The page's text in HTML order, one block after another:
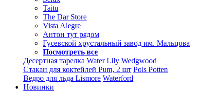
Taitu
The Dar Store
Vista Alegre
Антон тут рядом
Гусевской хрустальный завод им. Мальцова
Посмотреть все
Десертная тарелка Water Lily Wedgwood
Стакан для коктейлей Pum, 2 шт Pols Potten
Ведро для льда Lismore Waterford
Новинки